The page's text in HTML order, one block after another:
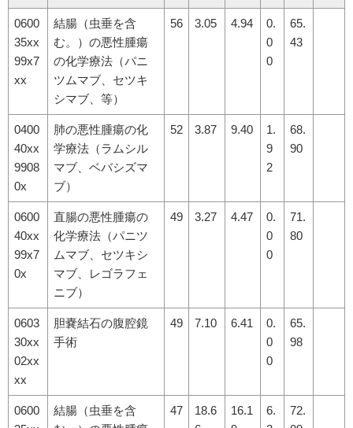
0600
35xx
99x7
xx
結腸（虫垂を含
む。）の悪性腫瘍
の化学療法（パニ
ツムマブ、セツキ
シマブ、等）
56 3.05 4.94
0.
0
0
65.
43
0400
40xx
9908
0x
肺の悪性腫瘍の化
学療法 （ラムシル
マブ、ベバシズマ
ブ）
52 3.87 9.40
1.
9
2
68.
90
0600
40xx
99x7
0x
直腸の悪性腫瘍の
化学療法（パニツ
ムマブ、セツキシ
マブ、レゴラフェ
ニブ）
49 3.27 4.47
0.
0
0
71.
80
0603
30xx
02xx
xx
胆嚢結石の腹腔鏡
手術
49 7.10 6.41
0.
0
0
65.
98
0600
結腸（虫垂を含
47
18.6
16.1
6.
72.